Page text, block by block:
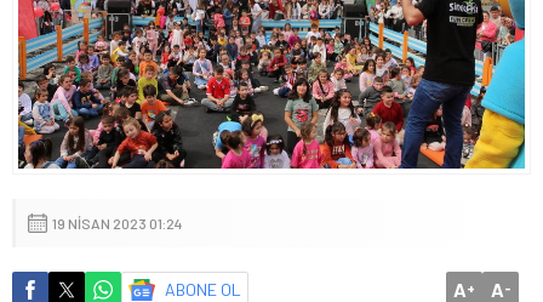
19 NISAN 2023 01:24
ABONE OL A+ A-